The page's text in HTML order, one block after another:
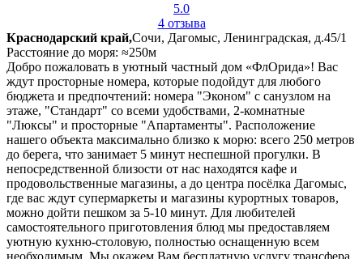
5.0
4 отзыва
Краснодарский край,Сочи, Дагомыс, Ленинградская, д.45/1
Расстояние до моря: ≈250м
Добро пожаловать в уютный частный дом «ФлОрида»! Вас
ждут просторные номера, которые подойдут для любого
бюджета и предпочтений: номера "Эконом" с санузлом на
этаже, "Стандарт" со всеми удобствами, 2-комнатные
"Люксы" и просторные "Апартаменты". Расположение
нашего объекта максимально близко к морю: всего 250 метров
до берега, что занимает 5 минут неспешной прогулки. В
непосредственной близости от нас находятся кафе и
продовольственные магазины, а до центра посёлка Дагомыс,
где вас ждут супермаркеты и магазины курортных товаров,
можно дойти пешком за 5-10 минут. Для любителей
самостоятельного приготовления блюд мы предоставляем
уютную кухню-столовую, полностью оснащенную всем
необходимым. Мы окажем Вам бесплатную услугу трансфера